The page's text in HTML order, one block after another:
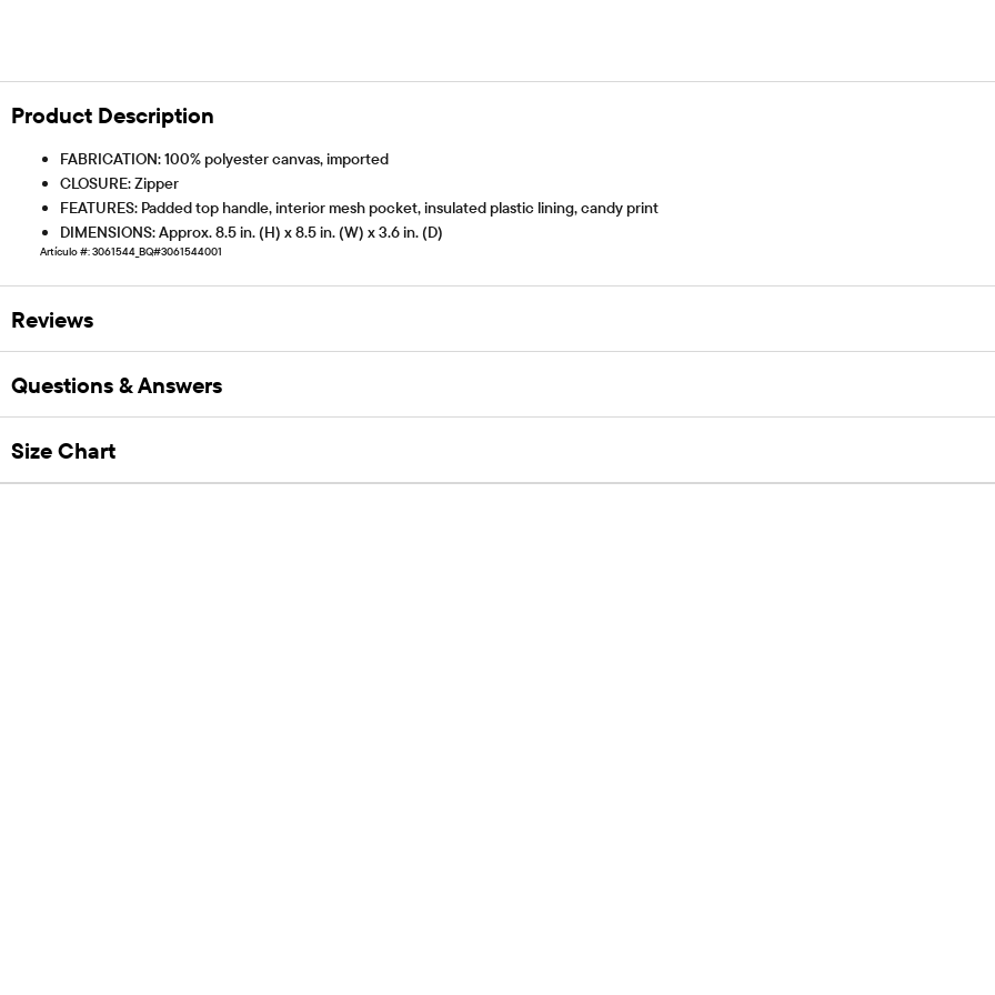
Product Description
FABRICATION: 100% polyester canvas, imported
CLOSURE: Zipper
FEATURES: Padded top handle, interior mesh pocket, insulated plastic lining, candy print
DIMENSIONS: Approx. 8.5 in. (H) x 8.5 in. (W) x 3.6 in. (D)
Artículo #: 3061544_BQ#3061544001
Reviews
Questions & Answers
Size Chart